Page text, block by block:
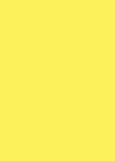
ମାଝୀ
ପ୍ରତିଭା ସହ
ଯେ, ଏହି ପ୍ରକଳ୍ପ
ଉତ୍ପାଦନ ଓ
କାର୍ଯ୍ୟକ୍ଷମ
ରପ୍ତାନି ନୁହେଁ,
ବୋଲି
କହିଲେ ଯେ, ଏ
ମୁଖ୍ୟମନ୍ତ୍ରୀ
ଗଠନର ୧୦୦
କେବଳ ଆଲୁମିନିୟମ୍